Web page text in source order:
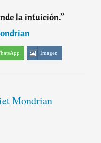
la intuición.”
Imagen
Mondrian